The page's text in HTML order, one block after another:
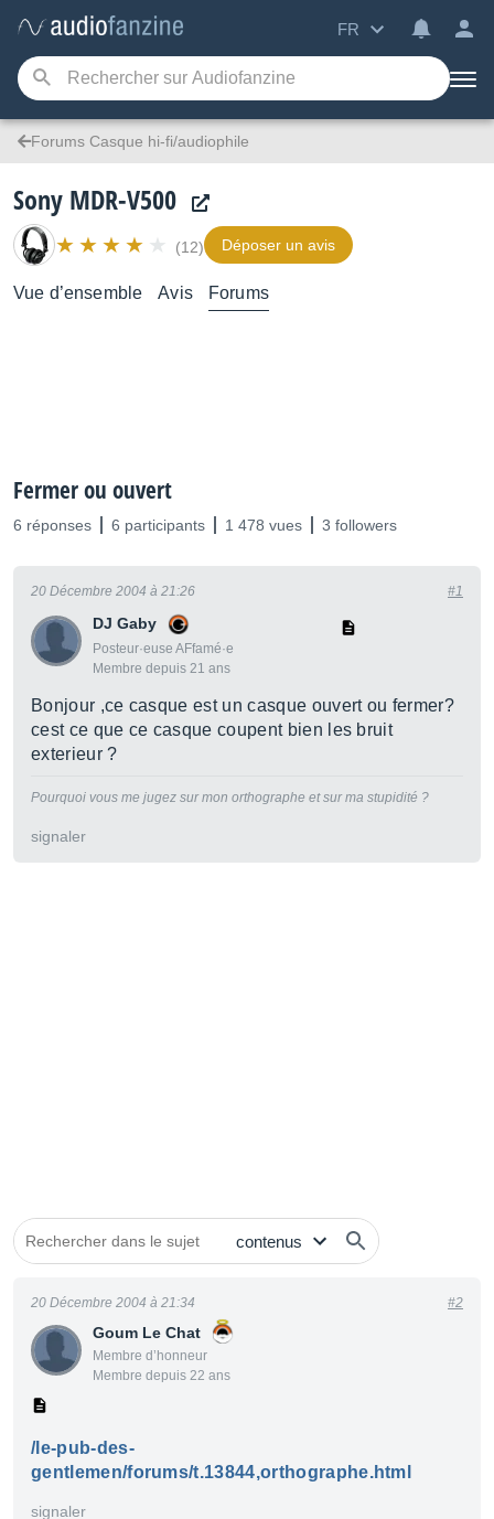
FR
Forums Casque hi-fi/audiophile
Sony MDR-V500
(12) Déposer un avis
Vue d’ensemble Avis Forums
Fermer ou ouvert
6 réponses 6 participants 1 478 vues 3 followers
DJ Gaby
Posteur·euse AFfamé·e
Membre depuis 21 ans
20 Décembre 2004 à 21:26 #1
Bonjour ,ce casque est un casque ouvert ou fermer?
cest ce que ce casque coupent bien les bruit
exterieur ?
Pourquoi vous me jugez sur mon orthographe et sur ma stupidité ?
signaler
Goum Le Chat
Membre d’honneur
Membre depuis 22 ans
20 Décembre 2004 à 21:34 #2
/le-pub-des-
gentlemen/forums/t.13844,orthographe.html
signaler